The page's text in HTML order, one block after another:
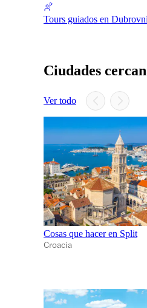
Tours guiados en
Ciudades
Ver todo
Cosas que hacer en Split
Croacia